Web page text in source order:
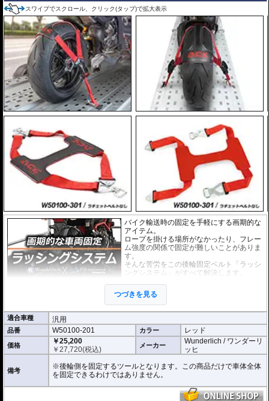
スワイプでスクロール、クリック(タップ)で拡大表示
バイク輸送時の固定を手軽にする画期的な
アイテム。
ロープを掛ける場所がなかったり、フレー
ム強度の関係で固定が難しいことがありま
す。
そんな苦労をこの後輪固定ベルト「ラッシ
ングシステム」がすべて解決します。
しなやかで頑丈なテンションベルトを後輪
にかぶせ、接続されているのラチェットベ
ルトで 確実に車体のリア側を固定できま
す。テンションベルト裏側には特殊な滑り止め加工が施されています。
ぜひ動画でその手軽さをご確認ください。
張力容量 : 500 daN (約510kgf)
ベルト長 : 65cm
また、お手持ちのベルトをご利用いただけるテンションベルトだけの商品もラ
インナップ。
つづきを見る
適合車種 汎用
品番 W50100-201 カラー レッド
価格
￥25,200
￥27,720(税込) メーカー
Wunderlich / ワンダーリ
ッヒ
備考
※後輪側を固定するツールとなります。この商品だけで車体全体
を固定できるわけではありません。